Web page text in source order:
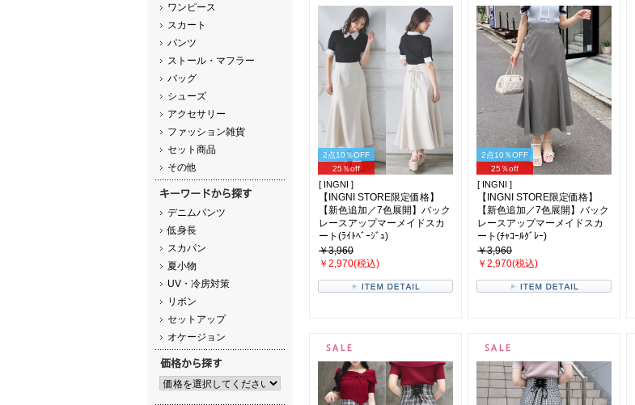
ワンピース
スカート
パンツ
ストール・マフラー
バッグ
シューズ
アクセサリー
ファッション雑貨
セット商品
その他
デニムパンツ
低身長
スカパン
夏小物
UV・冷房対策
リボン
セットアップ
オケージョン
2点10％OFF
25％off
[ INGNI ]
【INGNI STORE限定価格】
【新色追加／7色展開】バック
レースアップマーメイドスカ
ート(ﾗｲﾄﾍﾞｰｼﾞｭ)
￥3,960
￥2,970(税込)
2点10％OFF
25％off
[ INGNI ]
【INGNI STORE限定価格】
【新色追加／7色展開】バック
レースアップマーメイドスカ
ート(ﾁｬｺｰﾙｸﾞﾚｰ)
￥3,960
￥2,970(税込)